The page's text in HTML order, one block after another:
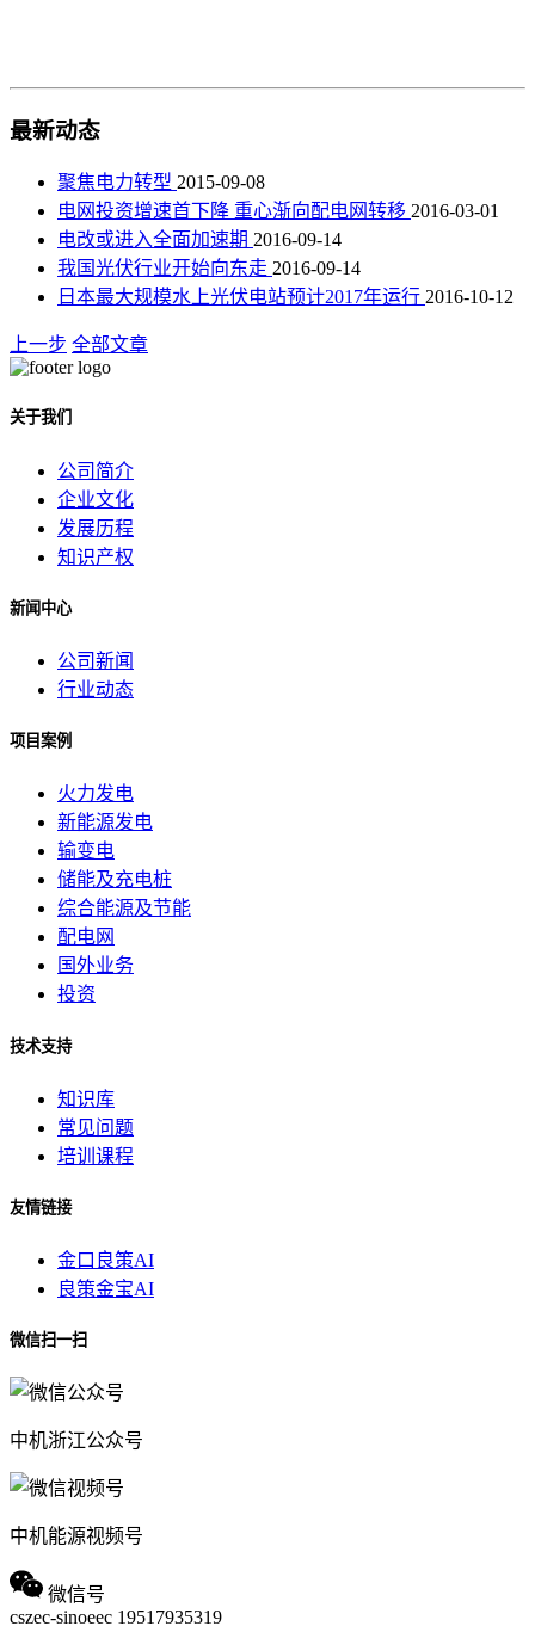
最新动态
聚焦电力转型 2015-09-08
电网投资增速首下降 重心渐向配电网转移 2016-03-01
电改或进入全面加速期 2016-09-14
我国光伏行业开始向东走 2016-09-14
日本最大规模水上光伏电站预计2017年运行 2016-10-12
上一步 全部文章
关于我们
公司简介
企业文化
发展历程
知识产权
新闻中心
公司新闻
行业动态
项目案例
火力发电
新能源发电
输变电
储能及充电桩
综合能源及节能
配电网
国外业务
投资
技术支持
知识库
常见问题
培训课程
友情链接
金口良策AI
良策金宝AI
微信扫一扫
中机浙江公众号
中机能源视频号
微信号
cszec-sinoeec 19517935319